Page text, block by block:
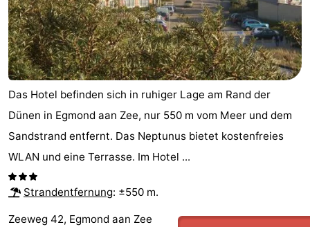
Das Hotel befinden sich in ruhiger Lage am Rand der
Dünen in Egmond aan Zee, nur 550 m vom Meer und dem
Sandstrand entfernt. Das Neptunus bietet kostenfreies
WLAN und eine Terrasse. Im Hotel ...
Strandentfernung: ±550 m.
Zeeweg 42, Egmond aan Zee